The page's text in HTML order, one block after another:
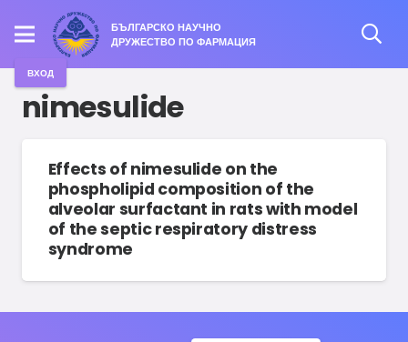
БЪЛГАРСКО НАУЧНО
ДРУЖЕСТВО ПО ФАРМАЦИЯ
ВХОД
nimesulide
Effects of nimesulide on the
phospholipid composition of the
alveolar surfactant in rats with model
of the septic respiratory distress
syndrome